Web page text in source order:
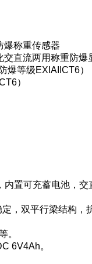
爆称重传感器
交直流两用称重防爆
爆等级EXIAIICT6）
）
内置可充蓄电池，交
，双平行梁结构，
。
6V4Ah。